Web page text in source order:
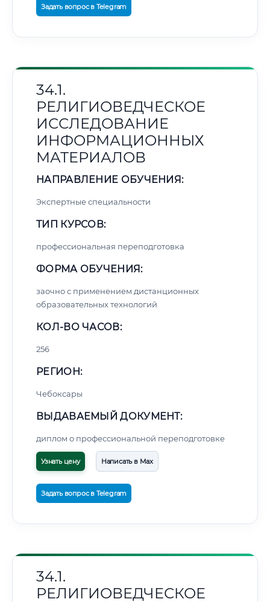
Задать вопрос в Telegram
34.1.
РЕЛИГИОВЕДЧЕСКОЕ
ИССЛЕДОВАНИЕ
ИНФОРМАЦИОННЫХ
МАТЕРИАЛОВ
НАПРАВЛЕНИЕ ОБУЧЕНИЯ:
Экспертные специальности
ТИП КУРСОВ:
профессиональная переподготовка
ФОРМА ОБУЧЕНИЯ:
заочно с применением дистанционных
образовательных технологий
КОЛ-ВО ЧАСОВ:
256
РЕГИОН:
Чебоксары
ВЫДАВАЕМЫЙ ДОКУМЕНТ:
диплом о профессиональной переподготовке
Узнать цену Написать в Max
Задать вопрос в Telegram
34.1.
РЕЛИГИОВЕДЧЕСКОЕ